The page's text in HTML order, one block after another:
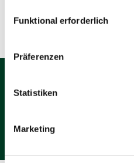
Funktional erforderlich
Präferenzen
Statistiken
Marketing